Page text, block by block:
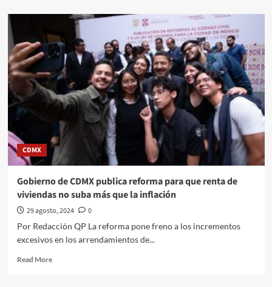
#QPMX
una
miradita
al
cartón
de
#Luy
#Monero
través
de
su
trazo
paro
y
la
#QuehacerPolitico
#InquiriendoLaNoticia
CDMX
Gobierno de CDMX publica reforma para que renta de
viviendas no suba más que la inflación
29 agosto, 2024
0
Por Redacción QP La reforma pone freno a los incrementos
excesivos en los arrendamientos de...
Read MoreRead